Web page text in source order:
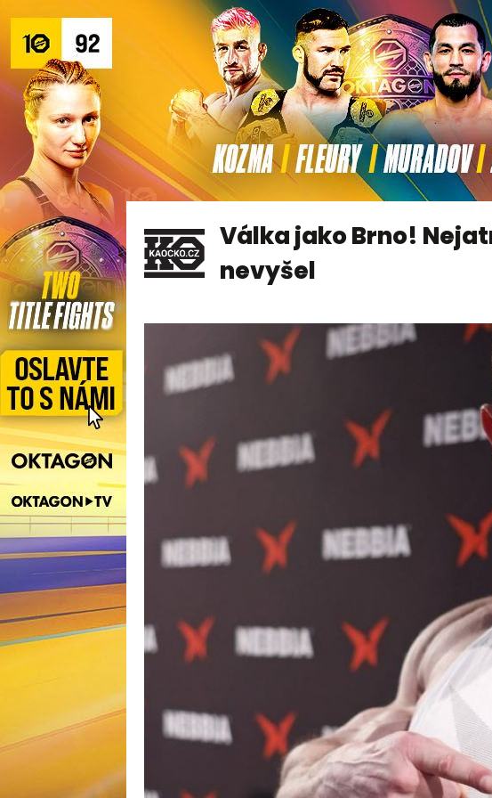
Válka jako Brno!
nevyšel